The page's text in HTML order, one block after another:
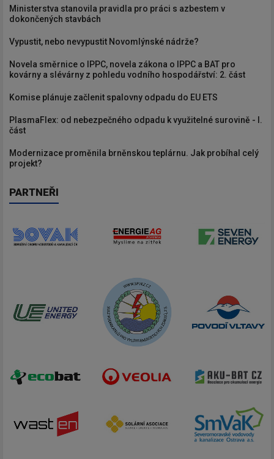
Ministerstva stanovila pravidla pro práci s azbestem v
dokončených stavbách
Vypustit, nebo nevypustit Novomlýnské nádrže?
Novela směrnice o IPPC, novela zákona o IPPC a BAT pro
kovárny a slévárny z pohledu vodního hospodářství: 2. část
Komise plánuje začlenit spalovny odpadu do EU ETS
PlasmaFlex: od nebezpečného odpadu k využitelné surovině - I.
část
Modernizace proměnila brněnskou teplárnu. Jak probíhal celý
projekt?
PARTNEŘI